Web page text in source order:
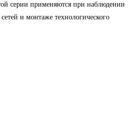
серии применяются при наблюдении
и монтаже технологического